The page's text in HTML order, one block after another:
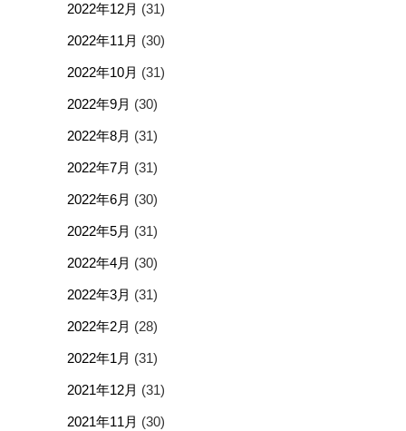
2022年12月 (31)
2022年11月 (30)
2022年10月 (31)
2022年9月 (30)
2022年8月 (31)
2022年7月 (31)
2022年6月 (30)
2022年5月 (31)
2022年4月 (30)
2022年3月 (31)
2022年2月 (28)
2022年1月 (31)
2021年12月 (31)
2021年11月 (30)